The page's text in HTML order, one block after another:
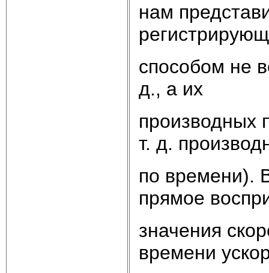
нам
способом не
д., а их
производных
т. д.
по времени).
прямое
значения
времени